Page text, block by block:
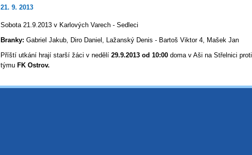
21. 9. 2013
Sobota 21.9.2013 v Karlových Varech - Sedleci
Branky: Gabriel Jakub, Diro Daniel, Lažanský Denis - Bartoš Viktor 4, Mašek Jan
Příští utkání hrají starší žáci v nedělí 29.9.2013 od 10:00 doma v Aši na Střelnici proti
týmu FK Ostrov.